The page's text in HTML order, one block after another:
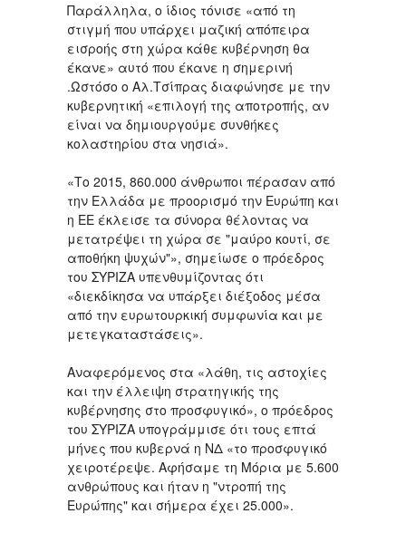
Παράλληλα, ο ίδιος τόνισε «από τη
στιγμή που υπάρχει μαζική απόπειρα
εισροής στη χώρα κάθε κυβέρνηση θα
έκανε» αυτό που έκανε η σημερινή
.Ωστόσο ο Αλ.Τσίπρας διαφώνησε με την
κυβερνητική «επιλογή της αποτροπής, αν
είναι να δημιουργούμε συνθήκες
κολαστηρίου στα νησιά».
«Το 2015, 860.000 άνθρωποι πέρασαν από
την Ελλάδα με προορισμό την Ευρώπη και
η ΕΕ έκλεισε τα σύνορα θέλοντας να
μετατρέψει τη χώρα σε "μαύρο κουτί, σε
αποθήκη ψυχών"», σημείωσε ο πρόεδρος
του ΣΥΡΙΖΑ υπενθυμίζοντας ότι
«διεκδίκησα να υπάρξει διέξοδος μέσα
από την ευρωτουρκική συμφωνία και με
μετεγκαταστάσεις».
Αναφερόμενος στα «λάθη, τις αστοχίες
και την έλλειψη στρατηγικής της
κυβέρνησης στο προσφυγικό», ο πρόεδρος
του ΣΥΡΙΖΑ υπογράμμισε ότι τους επτά
μήνες που κυβερνά η ΝΔ «το προσφυγικό
χειροτέρεψε. Αφήσαμε τη Μόρια με 5.600
ανθρώπους και ήταν η "ντροπή της
Ευρώπης" και σήμερα έχει 25.000».